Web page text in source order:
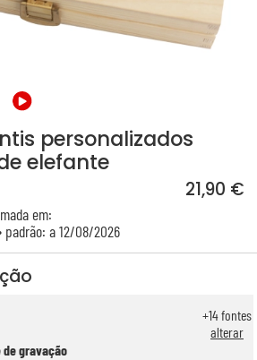
personalizados
elefante
21,90 €
em:
padrão: a 12/08/2026
de gravação
+14fontes
alterar